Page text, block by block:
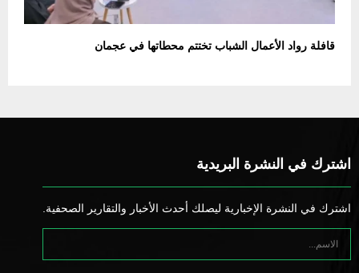
قافلة رواد الأعمال الشباب تختتم محطاتها في عجمان
اشترك في النشرة البريدية
اشترك في النشرة الإخبارية ليصلك أحدث الأخبار والتقارير الصحفية.